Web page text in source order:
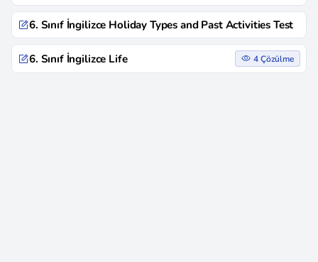
6. Sınıf İngilizce Holiday Types and Past Activities Test
6. Sınıf İngilizce Life 4 Çözülme